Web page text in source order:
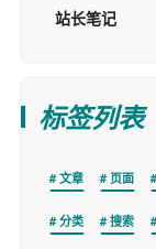
站长笔记
标签列表
文章 页面
分类 搜索